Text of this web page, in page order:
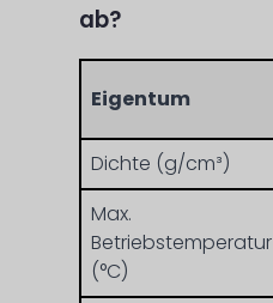
ab?
Eigentum
Dichte (g/cm³)
Max.
Betriebstemperatur
(°C)